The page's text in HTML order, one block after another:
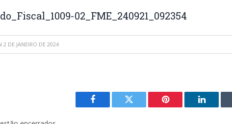
02_FME_240921_092354
2 DE JANEIRO DE 2024
Facebook Twitter Pinterest